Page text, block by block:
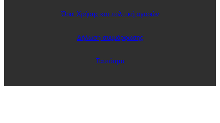
Όροι Χρήσης και πολιτική αγορών
Δήλωση συμμόρφωσης
Ταυτότητα